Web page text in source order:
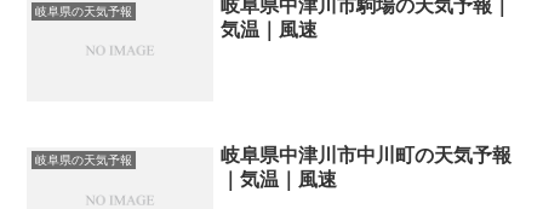
岐阜県の天気予報
岐阜県中津川市駒場の天気予報｜
気温｜風速
岐阜県の天気予報
岐阜県中津川市中川町の天気予報
｜気温｜風速